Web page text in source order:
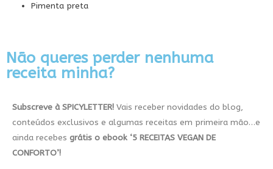
Pimenta preta
Não queres perder nenhuma
receita minha?
Subscreve à SPICYLETTER! Vais receber novidades do blog,
conteúdos exclusivos e algumas receitas em primeira mão…e
ainda recebes grátis o ebook ‘5 RECEITAS VEGAN DE
CONFORTO’!